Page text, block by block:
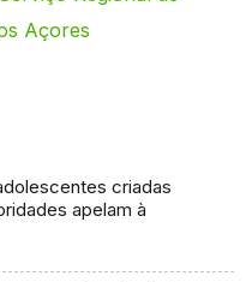
Açores
criadas
apelam à